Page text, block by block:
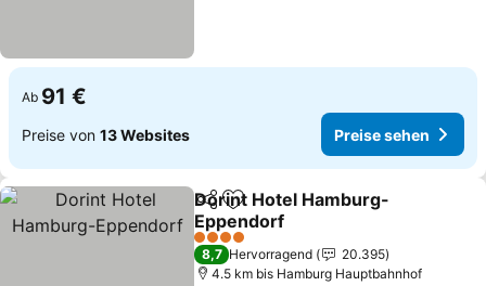
Ab 91 €
Preise von 13 Websites Preise sehen
TeilenZu Favoriten hinzufügen
Dorint Hotel Hamburg-
Eppendorf
4 Sterne
8,7 Hervorragend
20.395
4.5 km bis Hamburg Hauptbahnhof